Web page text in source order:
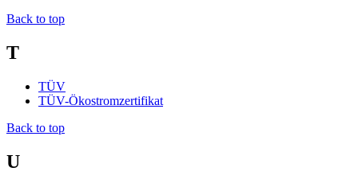
Back to top
T
TÜV
TÜV-Ökostromzertifikat
Back to top
U